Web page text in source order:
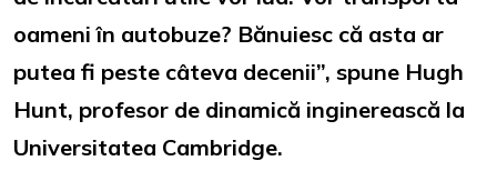
oameni în autobuze? Bănuiesc că asta ar
putea fi peste câteva decenii”, spune Hugh
Hunt, profesor de dinamică inginerească la
Universitatea Cambridge.